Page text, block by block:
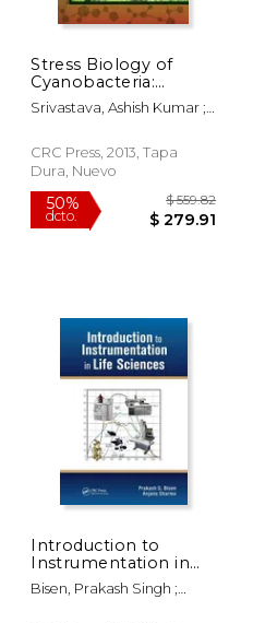
Stress Biology of
Cyanobacteria:
Molecular
Mechanisms to
(en Inglés)
Srivastava, Ashish Kumar ;
Brett A.
CRC Press, 2013, Tapa
Dura, Nuevo
Introduction to
Instrumentation in
Life Sciences (en
Inglés)
Bisen, Prakash Singh ;